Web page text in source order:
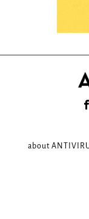
about